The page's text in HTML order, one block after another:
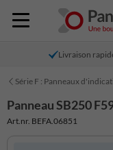
Livraison
Série F : Panneaux
Panneau SB250
Art.nr. BEFA.06851